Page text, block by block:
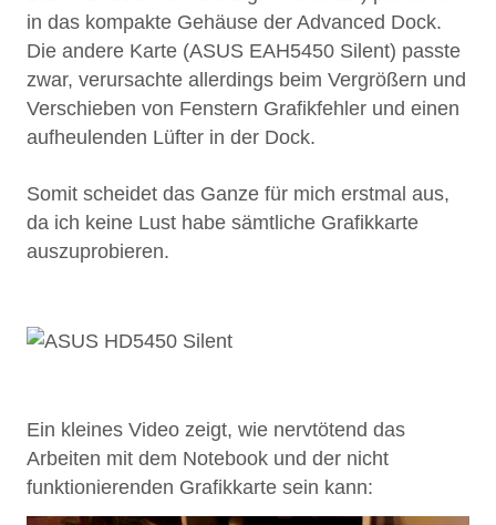
in das kompakte Gehäuse der Advanced Dock.
Die andere Karte (ASUS EAH5450 Silent) passte
zwar, verursachte allerdings beim Vergrößern und
Verschieben von Fenstern Grafikfehler und einen
aufheulenden Lüfter in der Dock.
Somit scheidet das Ganze für mich erstmal aus,
da ich keine Lust habe sämtliche Grafikkarte
auszuprobieren.
Ein kleines Video zeigt, wie nervtötend das
Arbeiten mit dem Notebook und der nicht
funktionierenden Grafikkarte sein kann: